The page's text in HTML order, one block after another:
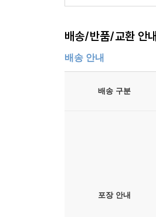
배송/반품/교환 안내
배송 안내
배송 구분
포장 안내